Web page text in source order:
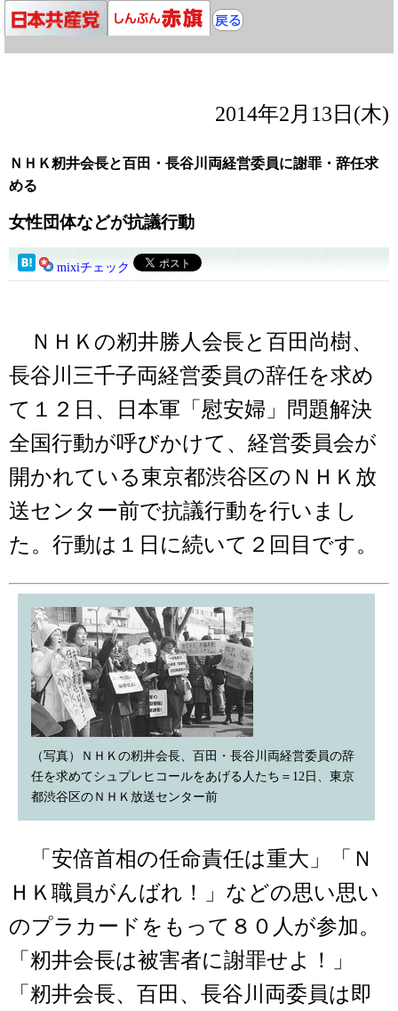
2014年2月13日(木)
ＮＨＫ籾井会長と百田・長谷川両経営委員に謝罪・辞任求
める
女性団体などが抗議行動
mixiチェック
ＮＨＫの籾井勝人会長と百田尚樹、
長谷川三千子両経営委員の辞任を求め
て１２日、日本軍「慰安婦」問題解決
全国行動が呼びかけて、経営委員会が
開かれている東京都渋谷区のＮＨＫ放
送センター前で抗議行動を行いまし
た。行動は１日に続いて２回目です。
（写真）ＮＨＫの籾井会長、百田・長谷川両経営委員の辞
任を求めてシュプレヒコールをあげる人たち＝12日、東京
都渋谷区のＮＨＫ放送センター前
「安倍首相の任命責任は重大」「Ｎ
ＨＫ職員がんばれ！」などの思い思い
のプラカードをもって８０人が参加。
「籾井会長は被害者に謝罪せよ！」
「籾井会長、百田、長谷川両委員は即